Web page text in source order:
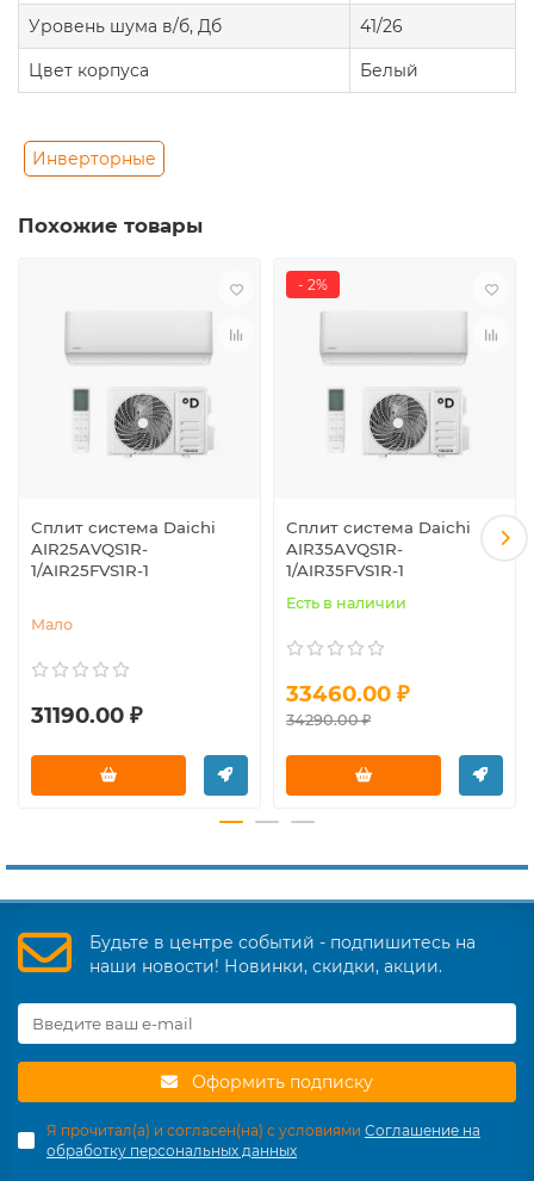
Уровень шума в/б, Дб 41/26
Цвет корпуса Белый
Инверторные
Похожие товары
Сплит система Daichi
AIR25AVQS1R-
1/AIR25FVS1R-1
Мало
31190.00 ₽
- 2%
Сплит система Daichi
AIR35AVQS1R-
1/AIR35FVS1R-1
Есть в наличии
33460.00 ₽
34290.00 ₽
Будьте в центре событий - подпишитесь на
наши новости! Новинки, скидки, акции.
Оформить подписку
Я прочитал(а) и согласен(на) с условиями Соглашение на
обработку персональных данных